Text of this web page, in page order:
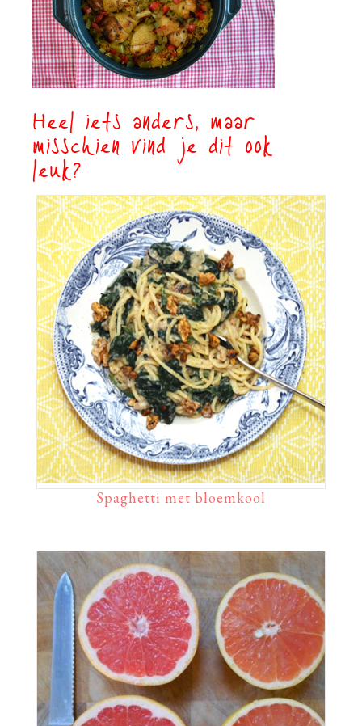
Heel iets anders, maar
misschien vind je dit ook
leuk?
Spaghetti met bloemkool